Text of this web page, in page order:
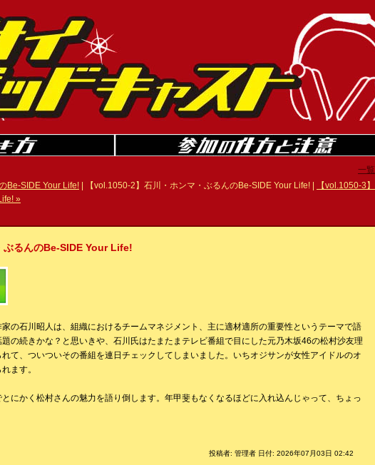
一覧
Be-SIDE Your Life! | 【vol.1050-2】石川・ホンマ・ぶるんのBe-SIDE Your Life! |
【vol.1050-3】
»
るんのBe-SIDE Your Life!
家の石川昭人は、組織におけるチームマネジメント、主に適材適所の重要性というテーマで語
の続きかな？と思いきや、石川氏はたまたまテレビ番組で目にした元乃木坂46の松村沙友理
て、ついついその番組を連日チェックしてしまいました。いちオジサンが女性アイドルのオ
ます。
とにかく松村さんの魅力を語り倒します。年甲斐もなくなるほどに入れ込んじゃって、ちょっ
投稿者: 管理者 日付: 2026年07月03日 02:42